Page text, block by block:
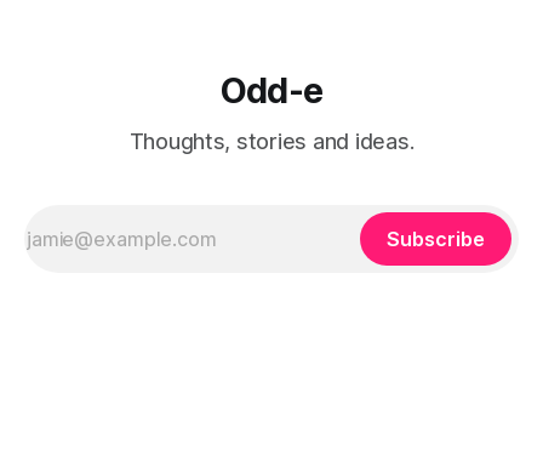
Odd-e
Thoughts, stories and ideas.
Subscribe